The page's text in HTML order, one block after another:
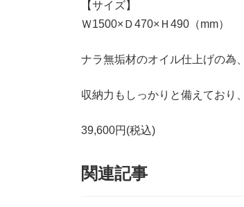
【サイズ】
Ｗ1500×Ｄ470×Ｈ490（mm）
ナラ無垢材のオイル仕上げの為
収納力もしっかりと備えており
39,600円(税込)
関連記事